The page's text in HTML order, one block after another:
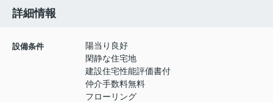
詳細情報
設備条件
陽当り良好
閑静な住宅地
建設住宅性能評価書付
仲介手数料無料
フローリング